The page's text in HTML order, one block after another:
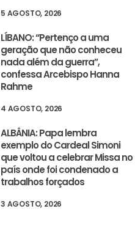
5 AGOSTO, 2026
LÍBANO: “Pertenço a uma
geração que não conheceu
nada além da guerra”,
confessa Arcebispo Hanna
Rahme
4 AGOSTO, 2026
ALBÂNIA: Papa lembra
exemplo do Cardeal Simoni
que voltou a celebrar Missa no
país onde foi condenado a
trabalhos forçados
3 AGOSTO, 2026